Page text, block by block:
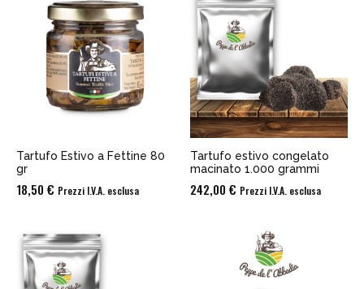
Tartufo Estivo a Fettine 80
gr
18,50 € Prezzi I.V.A. esclusa
Tartufo estivo congelato
macinato 1.000 grammi
242,00 € Prezzi I.V.A. esclusa